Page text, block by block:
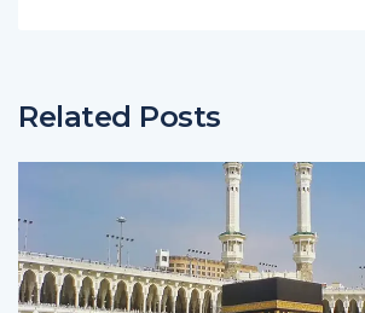
Related Posts